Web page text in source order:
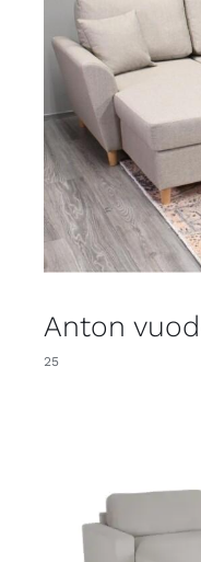
Anton
25